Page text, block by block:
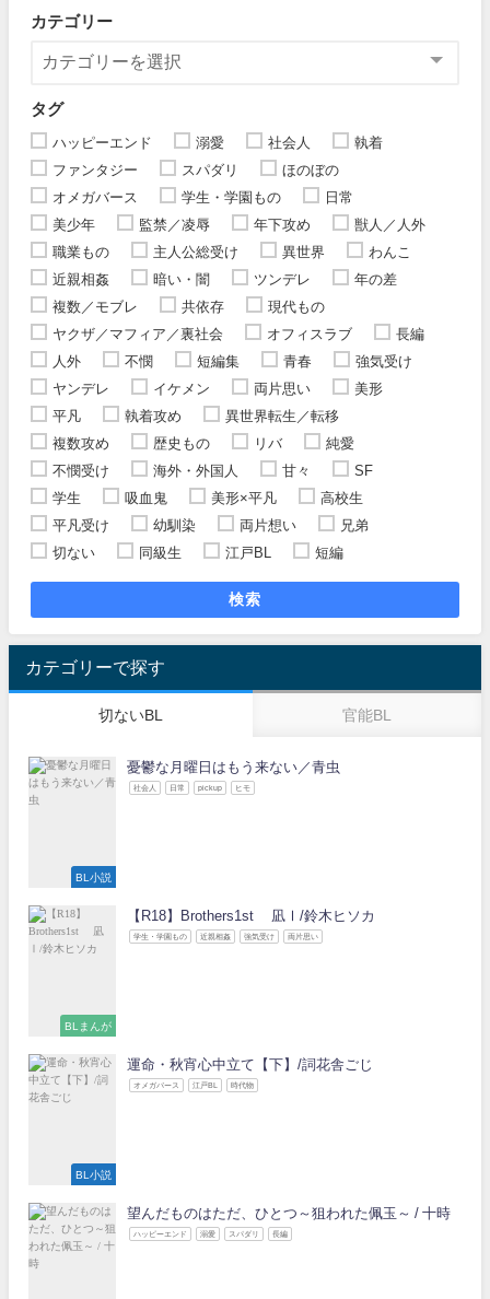
カテゴリー
タグ
ハッピーエンド 溺愛 社会人
執着
ファンタジー
スパダリ
ほのぼの
オメガバース
学生・学園もの
日常
美少年
監禁／凌辱 年下攻め
獣人／人外
職業もの
主人公総受け 異世界
わんこ
近親相姦
暗い・闇 ツンデレ
年の差
複数／モブレ
共依存
現代もの
ヤクザ／マフィア／裏社会
オフィスラブ
長編
人外
不憫 短編集 青春
強気受け
ヤンデレ
イケメン 両片思い
美形
平凡
執着攻め
異世界転生／転移
複数攻め
歴史もの リバ
純愛
不憫受け
海外・外国人 甘々
SF
学生
吸血鬼 美形×平凡
高校生
平凡受け
幼馴染 両片想い
兄弟
切ない
同級生 江戸BL 短編
検索
カテゴリーで探す
切ないBL 官能BL
BL小説
憂鬱な月曜日はもう来ない／青虫
社会人 日常 pickup ヒモ
BLまんが
【R18】Brothers1st 凪Ⅰ/鈴木ヒソカ
学生・学園もの 近親相姦 強気受け 両片思い
BL小説
運命・秋宵心中立て【下】/詞花舎ごじ
オメガバース 江戸BL 時代物
望んだものはただ、ひとつ～狙われた佩玉～ / 十時
ハッピーエンド 溺愛 スパダリ 長編